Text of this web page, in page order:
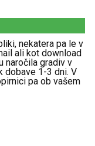
nekatera pa le v
ali kot download
naročila gradiv v
dobave 1-3 dni. V
pa ob vašem